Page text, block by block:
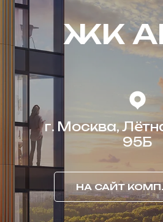
ЖК
г. Москва,
95Б
НА САЙТ